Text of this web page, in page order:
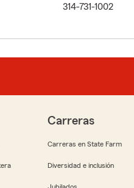
314-731-1002
Carreras
Carreras en State Farm
Diversidad e inclusión